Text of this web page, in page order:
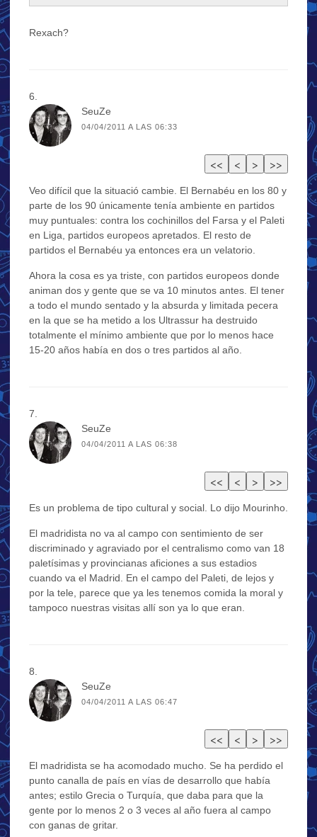
Rexach?
SeuZe
04/04/2011 A LAS 06:33
Veo difícil que la situació cambie. El Bernabéu en los 80 y
parte de los 90 únicamente tenía ambiente en partidos
muy puntuales: contra los cochinillos del Farsa y el Paleti
en Liga, partidos europeos apretados. El resto de
partidos el Bernabéu ya entonces era un velatorio.
Ahora la cosa es ya triste, con partidos europeos donde
animan dos y gente que se va 10 minutos antes. El tener
a todo el mundo sentado y la absurda y limitada pecera
en la que se ha metido a los Ultrassur ha destruido
totalmente el mínimo ambiente que por lo menos hace
15-20 años había en dos o tres partidos al año.
SeuZe
04/04/2011 A LAS 06:38
Es un problema de tipo cultural y social. Lo dijo Mourinho.
El madridista no va al campo con sentimiento de ser
discriminado y agraviado por el centralismo como van 18
paletísimas y provincianas aficiones a sus estadios
cuando va el Madrid. En el campo del Paleti, de lejos y
por la tele, parece que ya les tenemos comida la moral y
tampoco nuestras visitas allí son ya lo que eran.
SeuZe
04/04/2011 A LAS 06:47
El madridista se ha acomodado mucho. Se ha perdido el
punto canalla de país en vías de desarrollo que había
antes; estilo Grecia o Turquía, que daba para que la
gente por lo menos 2 o 3 veces al año fuera al campo
con ganas de gritar.